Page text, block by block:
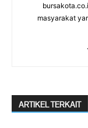
masyarakat
ARTIKEL TERKAIT